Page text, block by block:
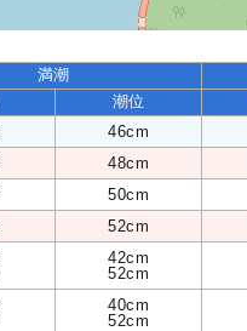
満潮
潮位
46cm
48cm
50cm
52cm
42cm
52cm
40cm
52cm